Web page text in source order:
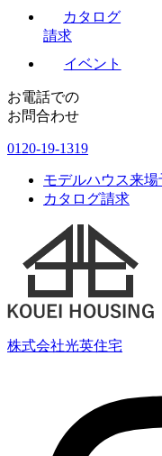
カタログ
請求
イベント
お電話での
お問合わせ
0120-19-1319
モデルハウス来場
カタログ請求
株式会社光英住宅